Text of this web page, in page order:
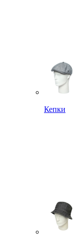
Кепки